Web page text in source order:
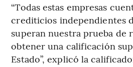
“Todas estas empresas
crediticios independientes
superan nuestra prueba de
obtener una calificación
Estado”, explicó la